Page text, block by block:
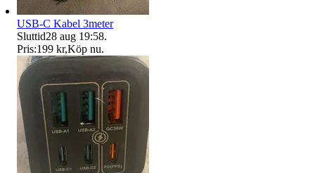
USB-C Kabel 3meter
Sluttid28 aug 19:58.
Pris:199 kr,Köp nu.